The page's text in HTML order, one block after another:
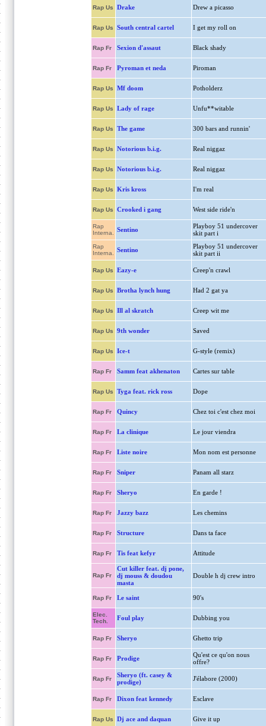
Rap Us Drake Drew a picasso
Rap Us South central cartel I get my roll on
Rap Fr Sexion d'assaut Black shady
Rap Fr Pyroman et neda Piroman
Rap Us Mf doom Potholderz
Rap Us Lady of rage Unfu**witable
Rap Us The game 300 bars and runnin'
Rap Us Notorious b.i.g. Real niggaz
Rap Us Notorious b.i.g. Real niggaz
Rap Us Kris kross I'm real
Rap Us Crooked i gang West side ride'n
Rap
Interna.
Sentino
Playboy 51 undercover
skit part i
Rap
Interna.
Sentino
Playboy 51 undercover
skit part ii
Rap Us Eazy-e Creep'n crawl
Rap Us Brotha lynch hung Had 2 gat ya
Rap Us Ill al skratch Creep wit me
Rap Us 9th wonder Saved
Rap Us Ice-t G-style (remix)
Rap Fr Samm feat akhenaton Cartes sur table
Rap Us Tyga feat. rick ross Dope
Rap Fr Quincy Chez toi c'est chez moi
Rap Fr La clinique Le jour viendra
Rap Fr Liste noire Mon nom est personne
Rap Fr Sniper Panam all starz
Rap Fr Sheryo En garde !
Rap Fr Jazzy bazz Les chemins
Rap Fr Structure Dans ta face
Rap Fr Tis feat kefyr Attitude
Rap Fr
Cut killer feat. dj pone,
dj mouss & doudou
masta
Double h dj crew intro
Rap Fr Le saint 90's
Elec.
Tech.
Foul play Dubbing you
Rap Fr Sheryo Ghetto trip
Rap Fr Prodige
Qu'est ce qu'on nous
offre?
Rap Fr
Sheryo (ft. casey &
prodige)
J'élabore (2000)
Rap Fr Dixon feat kennedy Esclave
Rap Us Dj ace and daquan Give it up